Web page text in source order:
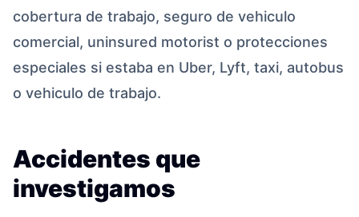
cobertura de trabajo, seguro de vehiculo
comercial, uninsured motorist o protecciones
especiales si estaba en Uber, Lyft, taxi, autobus
o vehiculo de trabajo.
Accidentes que
investigamos